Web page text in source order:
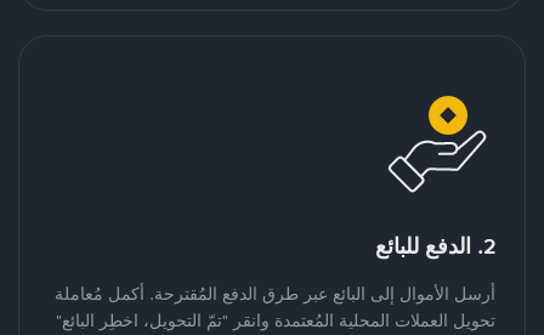
2. الدفع للبائع
أرسل الأموال إلى البائع عبر طرق الدفع المُقترحة. أكمل مُعاملة
تحويل العملات المحلية المُعتمدة وانقر "تمّ التحويل، اخطِر البائع"